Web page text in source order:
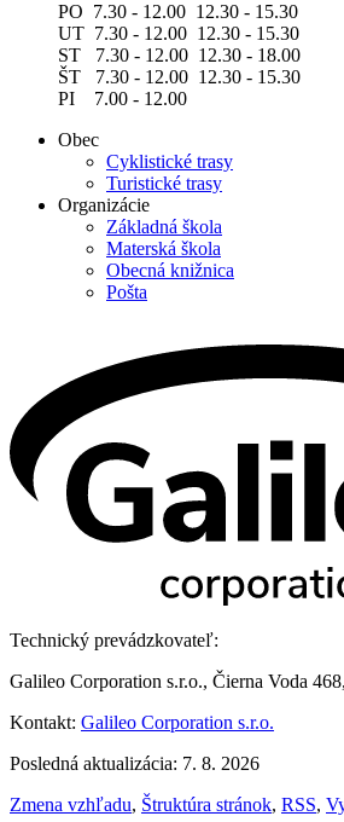
PO 7.30 - 12.00 12.30 - 15.30
UT 7.30 - 12.00 12.30 - 15.30
ST 7.30 - 12.00 12.30 - 18.00
ŠT 7.30 - 12.00 12.30 - 15.30
PI 7.00 - 12.00
Obec
Cyklistické trasy
Turistické trasy
Organizácie
Základná škola
Materská škola
Obecná knižnica
Pošta
Technický prevádzkovateľ:
Galileo Corporation s.r.o., Čierna Voda
Kontakt: Galileo Corporation s.r.o.
Posledná aktualizácia: 7. 8. 2026
Zmena vzhľadu, Štruktúra stránok, RSS,